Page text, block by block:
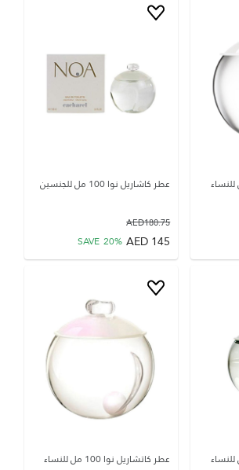
عطر كاشاريل نوا 100 مل للجنسين
180.75
AED
145
AED
SAVE 20%
عطر كاتشاريل نوا 100 مل للنساء